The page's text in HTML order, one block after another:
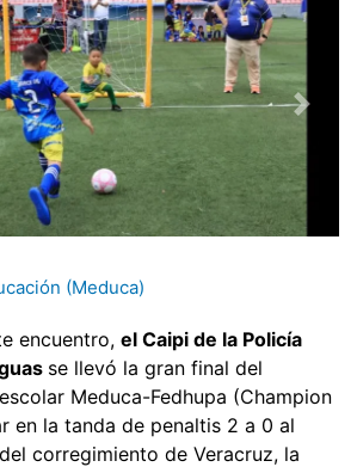
(Meduca)
encuentro, el Caipi de la Policía
se llevó la gran final del
Meduca-Fedhupa (Champion
en la tanda de penaltis 2 a 0 al
corregimiento de Veracruz, la